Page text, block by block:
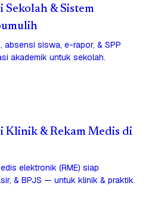
Sekolah & Sistem
absensi siswa, e-rapor, & SPP
akademik untuk sekolah.
Klinik & Rekam Medis di
elektronik (RME) siap
& BPJS — untuk klinik & praktik.